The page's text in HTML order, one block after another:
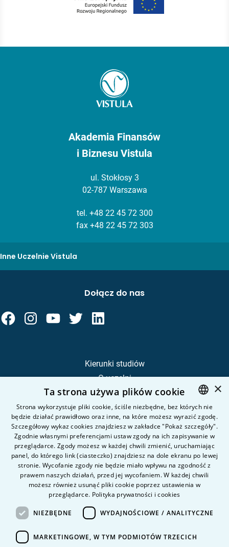
Akademia Finansów
i Biznesu Vistula
ul. Stokłosy 3
02-787 Warszawa
tel. +48 22 45 72 300
fax +48 22 45 72 303
Inne Uczelnie Vistula
Kierunki studiów
O uczelni
Kandydat
Student
Nauka i badania
Intranet
Pytania i odpowiedzi
Kontakt
Kariera na uczelni
Dane Osobowe
Dołącz do nas
POLISH
ENGLISH
×
Ta strona używa plików cookie
Strona wykorzystuje pliki cookie, ściśle niezbędne, bez których nie
będzie działać prawidłowo oraz inne, na które możesz wyrazić zgodę.
Szczegółowy wykaz cookies znajdziesz w zakładce "Pokaż szczegóły".
Zgodnie własnymi preferencjami ustaw zgody na ich zapisywanie w
przeglądarce. Zgody możesz w każdej chwili zmienić, uruchamiając
panel, do którego link (ciasteczko) znajdziesz na dole ekranu po lewej
stronie. Wycofanie zgody nie będzie miało wpływu na zgodność z
prawem naszych działań, przed jej wycofaniem. W każdej chwili
możesz również usunąć pliki cookie poprzez ustawienia w
przeglądarce. Polityka prywatności i cookies
NIEZBĘDNE WYDAJNOŚCIOWE / ANALITYCZNE
MARKETINGOWE, W TYM PODMIOTÓW TRZECICH